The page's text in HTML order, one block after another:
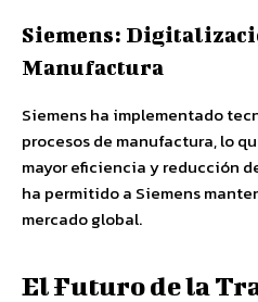
Siemens:
Manufactura
Siemens ha implementado
procesos de manufactura, lo
mayor eficiencia y reducción
ha permitido a Siemens
mercado global.
El Futuro de la